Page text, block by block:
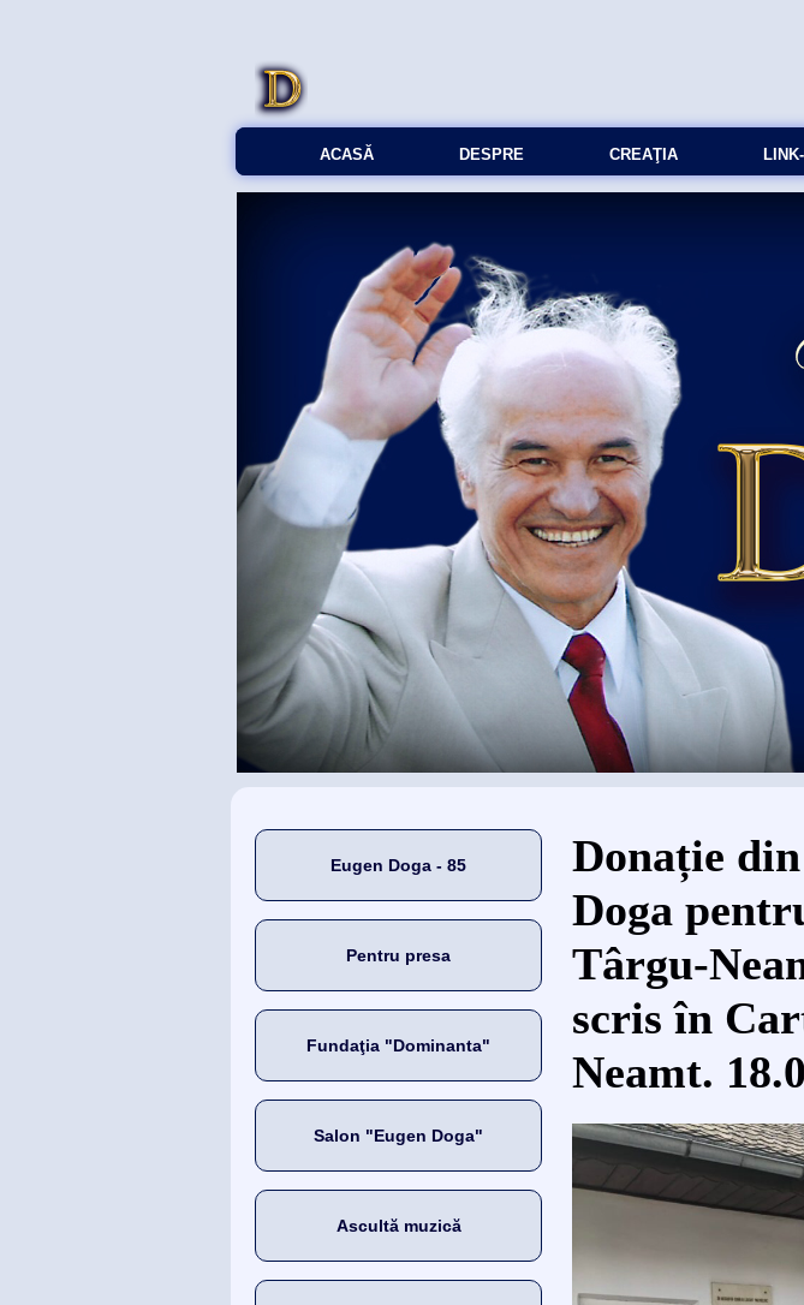
ACASĂ DESPRE CREAŢIA
Eugen Doga - 85
Pentru presa
Fundaţia "Dominanta"
Salon "Eugen Doga"
Ascultă muzică
Eşti aici
Donație
Doga
Târgu-
scris în
Neamt.